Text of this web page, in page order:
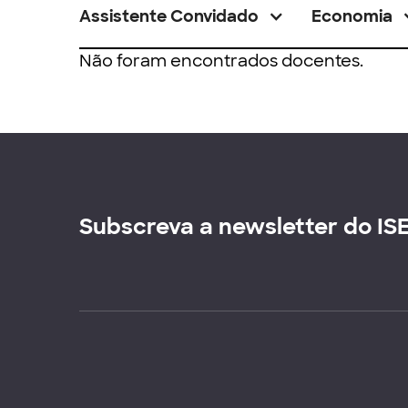
Assistente Convidado Economia
Não foram encontrados docentes.
Subscreva a newsletter do